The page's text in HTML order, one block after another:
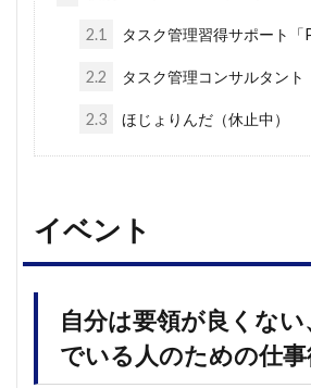
2.1 タスク管理習得サポート「
2.2 タスク管理コンサルタント
2.3 ほじょりんだ（休止中）
イベント
自分は要領が良くな
でいる人のための仕